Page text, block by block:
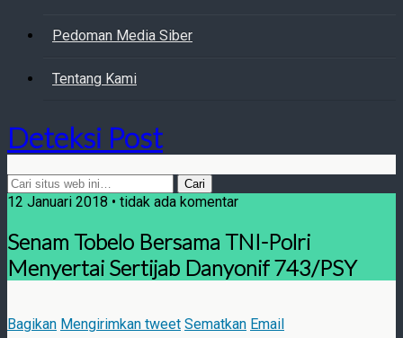
Pedoman Media Siber
Tentang Kami
Deteksi Post
12 Januari 2018 • tidak ada komentar
Senam Tobelo Bersama TNI-Polri
Menyertai Sertijab Danyonif 743/PSY
Bagikan Mengirimkan tweet Sematkan Email